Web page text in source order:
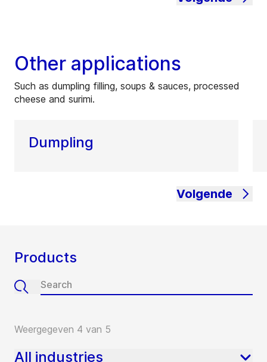
Other applications
Such as dumpling filling, soups & sauces, processed
cheese and surimi.
Dumpling
Volgende
Products
Weergegeven 4 van 5
All industries